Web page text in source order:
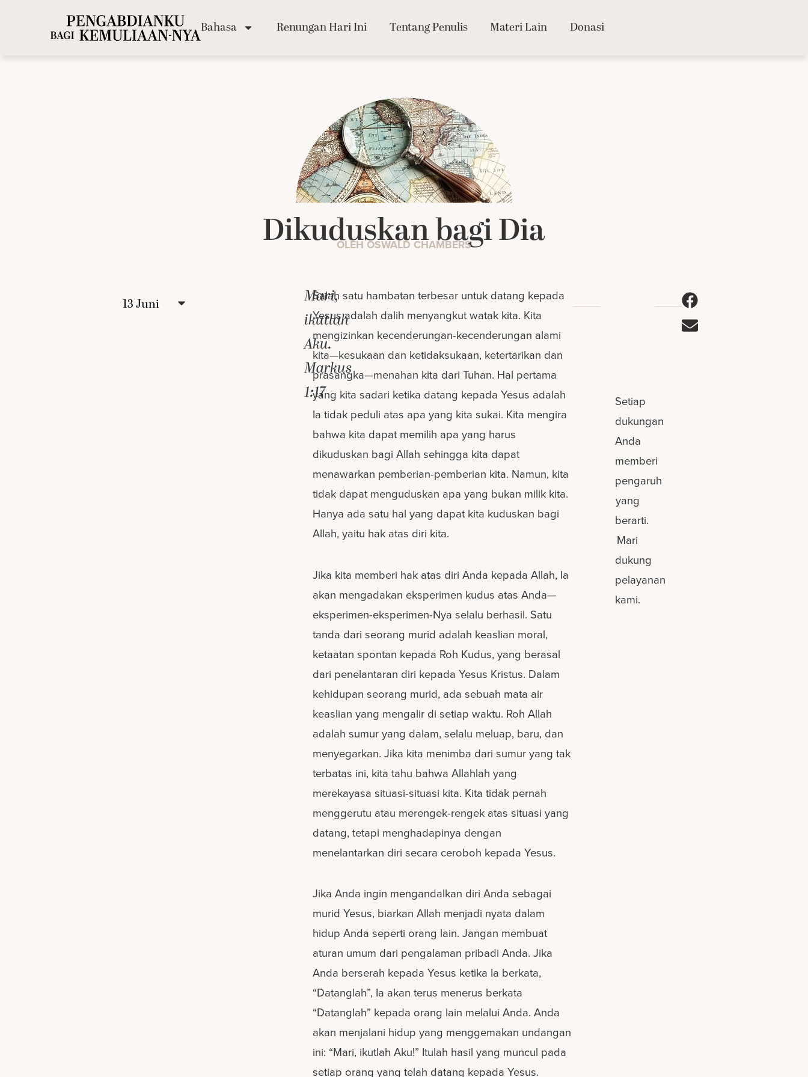
Bahasa Renungan Hari Ini Tentang Penulis Materi Lain Donasi
Dikuduskan bagi Dia
OLEH OSWALD CHAMBERS
Mari,
ikutlah
Aku.
Markus
1:17
Salah satu hambatan terbesar untuk datang kepada
Yesus adalah dalih menyangkut watak kita. Kita
mengizinkan kecenderungan-kecenderungan alami
kita—kesukaan dan ketidaksukaan, ketertarikan dan
prasangka—menahan kita dari Tuhan. Hal pertama
yang kita sadari ketika datang kepada Yesus adalah
Ia tidak peduli atas apa yang kita sukai. Kita mengira
bahwa kita dapat memilih apa yang harus
dikuduskan bagi Allah sehingga kita dapat
menawarkan pemberian-pemberian kita. Namun, kita
tidak dapat menguduskan apa yang bukan milik kita.
Hanya ada satu hal yang dapat kita kuduskan bagi
Allah, yaitu hak atas diri kita.
Jika kita memberi hak atas diri Anda kepada Allah, Ia
akan mengadakan eksperimen kudus atas Anda—
eksperimen-eksperimen-Nya selalu berhasil. Satu
tanda dari seorang murid adalah keaslian moral,
ketaatan spontan kepada Roh Kudus, yang berasal
dari penelantaran diri kepada Yesus Kristus. Dalam
kehidupan seorang murid, ada sebuah mata air
keaslian yang mengalir di setiap waktu. Roh Allah
adalah sumur yang dalam, selalu meluap, baru, dan
menyegarkan. Jika kita menimba dari sumur yang tak
terbatas ini, kita tahu bahwa Allahlah yang
merekayasa situasi-situasi kita. Kita tidak pernah
menggerutu atau merengek-rengek atas situasi yang
datang, tetapi menghadapinya dengan
menelantarkan diri secara ceroboh kepada Yesus.
Jika Anda ingin mengandalkan diri Anda sebagai
murid Yesus, biarkan Allah menjadi nyata dalam
hidup Anda seperti orang lain. Jangan membuat
aturan umum dari pengalaman pribadi Anda. Jika
Anda berserah kepada Yesus ketika Ia berkata,
“Datanglah”, Ia akan terus menerus berkata
“Datanglah” kepada orang lain melalui Anda. Anda
akan menjalani hidup yang menggemakan undangan
ini: “Mari, ikutlah Aku!” Itulah hasil yang muncul pada
setiap orang yang telah datang kepada Yesus.
Setiap
dukungan
Anda
memberi
pengaruh
yang
berarti.
Mari
dukung
pelayanan
kami.